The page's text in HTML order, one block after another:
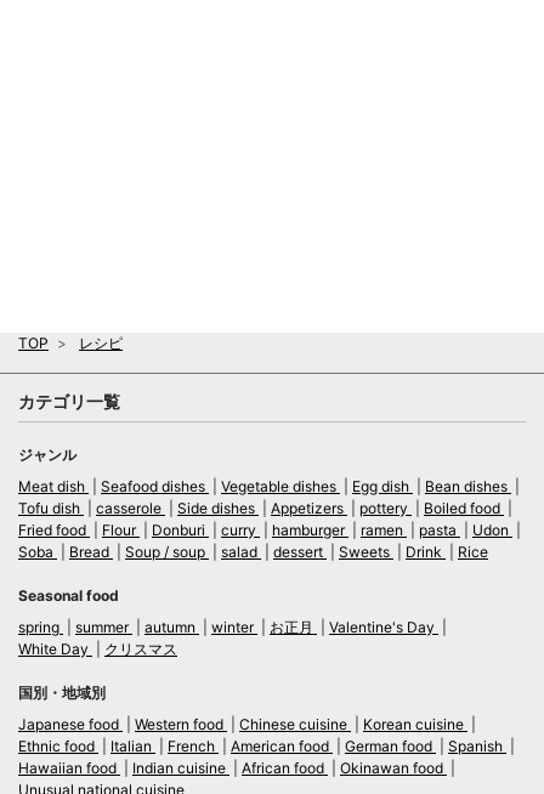
TOP レシピ
カテゴリ一覧
ジャンル
Meat dish
Seafood dishes Vegetable dishes Egg dish
Bean dishes
Tofu dish
casserole Side dishes Appetizers pottery
Boiled food
Fried food
Flour Donburi curry hamburger ramen pasta
Udon
Soba
Bread Soup / soup salad dessert Sweets Drink Rice
Seasonal food
spring
summer autumn winter お正月
Valentine's Day
White Day
クリスマス
国別・地域別
Japanese food
Western food Chinese cuisine
Korean cuisine
Ethnic food
Italian French American food German food
Spanish
Hawaiian food
Indian cuisine African food
Okinawan food
Unusual national cuisine